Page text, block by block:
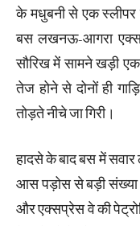
के मधुबनी से एक स्लीपर
बस लखनऊ-आगरा
सौरिख में सामने खड़ी
तेज होने से दोनों ही
तोड़ते नीचे जा गिरी।
हादसे के बाद बस में
आस पड़ोस से बड़ी संख्या
और एक्सप्रेस वे की